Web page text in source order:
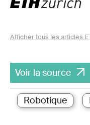
Afficher tous les articles
Voir la source
Robotique